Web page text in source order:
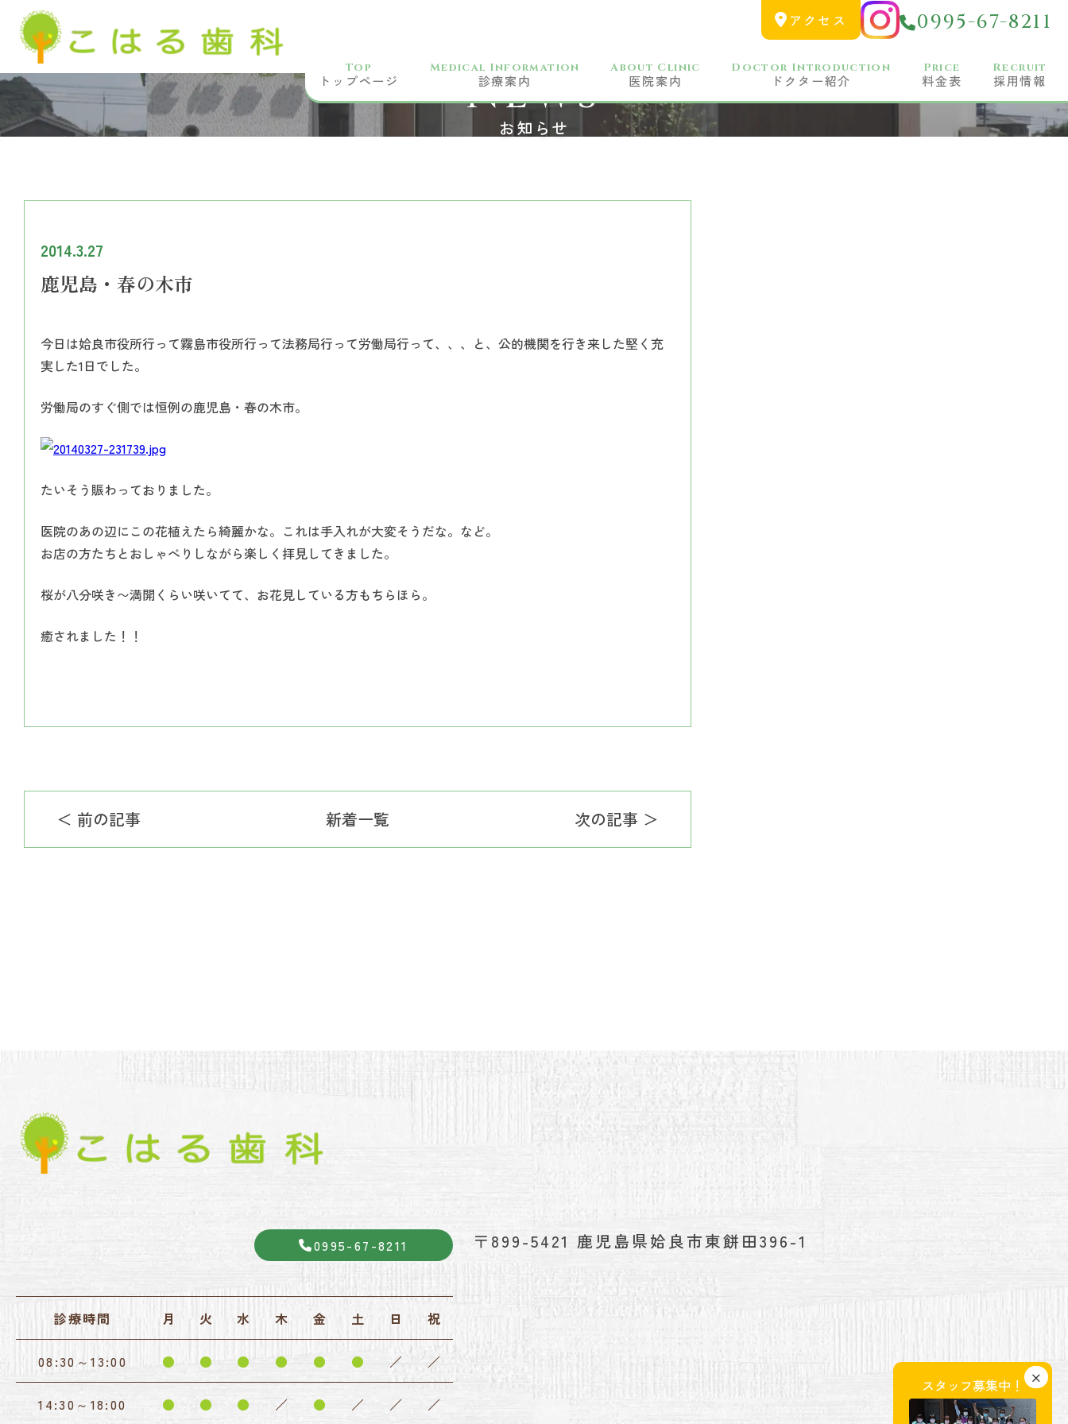
アクセス 0995-67-8211
Top
トップページ
Medical Information
診療案内
訪問歯科
CAD/CAM治療
About Clinic
医院案内
Doctor Introduction
ドクター紹介
Price
料金表
Recruit
採用情報
お知らせ
NEWS
2014.3.27
鹿児島・春の木市
今日は姶良市役所行って霧島市役所行って法務局行って労働局行って、、、と、公的機関を行き来した堅く充
実した1日でした。
労働局のすぐ側では恒例の鹿児島・春の木市。
たいそう賑わっておりました。
医院のあの辺にこの花植えたら綺麗かな。これは手入れが大変そうだな。など。
お店の方たちとおしゃべりしながら楽しく拝見してきました。
桜が八分咲き〜満開くらい咲いてて、お花見している方もちらほら。
癒されました！！
＜ 前の記事 新着一覧 次の記事 ＞
0995-67-8211
診療時間 月 火 水 木 金 土 日 祝
08:30～13:00 ● ● ● ● ● ● ／ ／
14:30～18:00 ● ● ● ／ ● ／ ／ ／
〒899-5421 鹿児島県姶良市東餅田396-1
×
スタッフ募集中！